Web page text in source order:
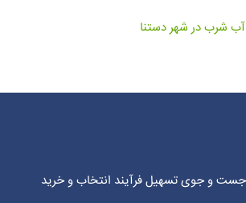
شرب در شهر دستنا
و جوی تسهیل فرآیند انتخاب و خرید